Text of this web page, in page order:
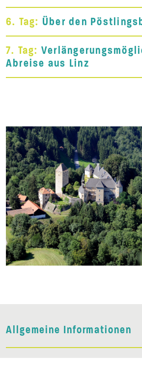
6. Tag: Über den
7. Tag:
Abreise aus Linz
Allgemeine Informationen